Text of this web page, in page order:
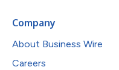
Company
About Business Wire
Careers